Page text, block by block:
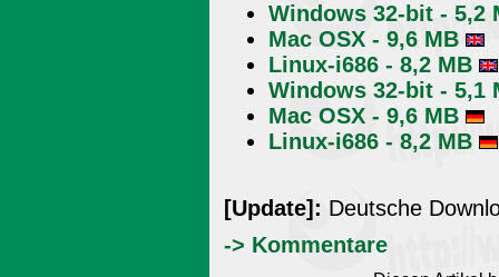
Windows 32-bit - 5,2
Mac OSX - 9,6 MB
Linux-i686 - 8,2 MB
Windows 32-bit - 5,1
Mac OSX - 9,6 MB
Linux-i686 - 8,2 MB
[Update]: Deutsche
-> Kommentare